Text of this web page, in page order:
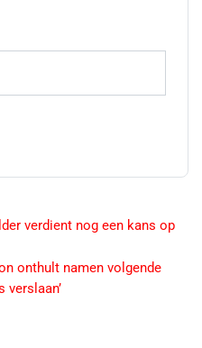
verdient nog een kans op
onthult namen volgende
verslaan’